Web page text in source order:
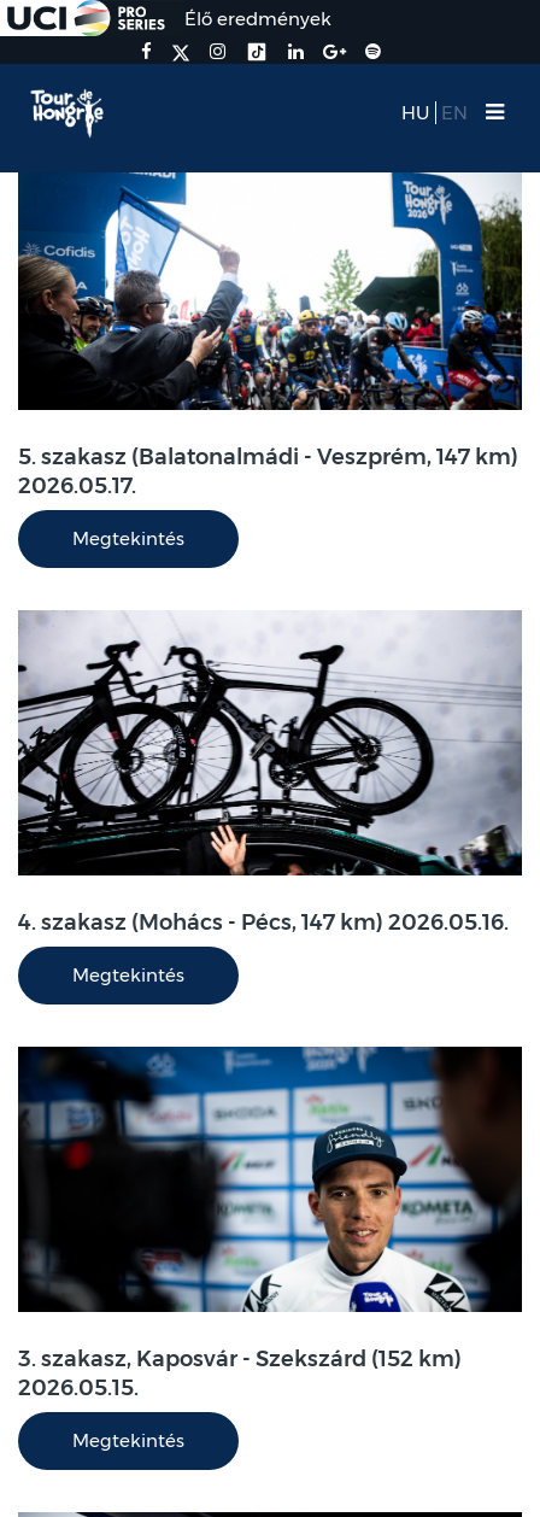
Élő eredmények
HU EN
5. szakasz (Balatonalmádi - Veszprém, 147 km)
2026.05.17.
Megtekintés
4. szakasz (Mohács - Pécs, 147 km) 2026.05.16.
Megtekintés
3. szakasz, Kaposvár - Szekszárd (152 km)
2026.05.15.
Megtekintés